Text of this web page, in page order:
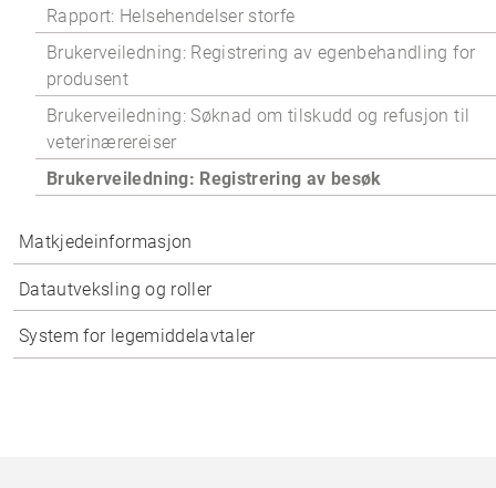
Rapport: Helsehendelser storfe
Brukerveiledning: Registrering av egenbehandling for
produsent
Brukerveiledning: Søknad om tilskudd og refusjon til
veterinærereiser
Brukerveiledning: Registrering av besøk
Matkjedeinformasjon
Datautveksling og roller
System for legemiddelavtaler